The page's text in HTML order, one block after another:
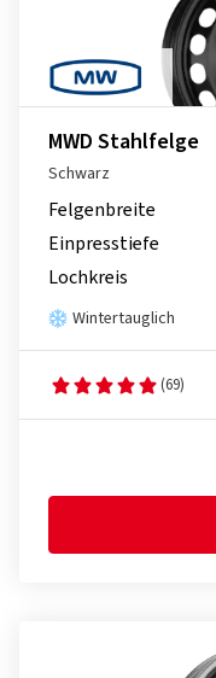
MWD Stahlfelge
Schwarz
Felgenbreite
Einpresstiefe
Lochkreis
Wintertauglich
(69)